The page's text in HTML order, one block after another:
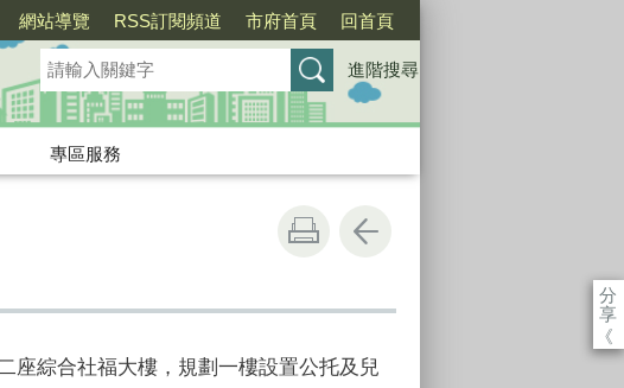
網站導覽 RSS訂閱頻道 市府首頁 回首頁
進階搜尋
專區服務
分
享
《
座綜合社福大樓，規劃一樓設置公托及兒